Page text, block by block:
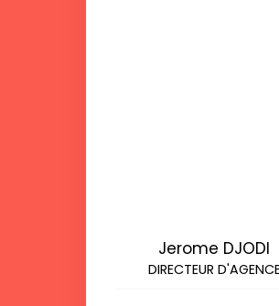
Jerome DJODI
DIRECTEUR